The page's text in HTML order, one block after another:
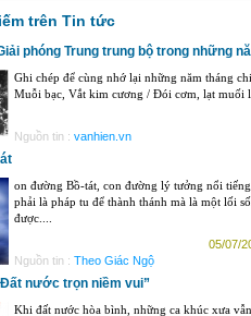
trên Tin tức
phóng Trung trung bộ trong những
Ghi chép để cùng nhớ lại những năm tháng
Muỗi bạc, Vắt kim cương / Đói cơm, lạt muối
Nguồn tin : vanhien.vn
on đường Bồ-tát, con đường lý tưởng nổi
phải là pháp tu để thành thánh mà là một lối
được....
05/07/
Nguồn tin : Theo Giác Ngộ
nước trọn niềm vui”
Khi đất nước hòa bình, những ca khúc xưa